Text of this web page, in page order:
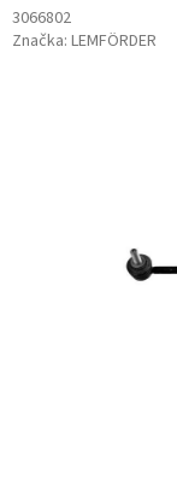
3066802
Značka: LEMFÖRDER